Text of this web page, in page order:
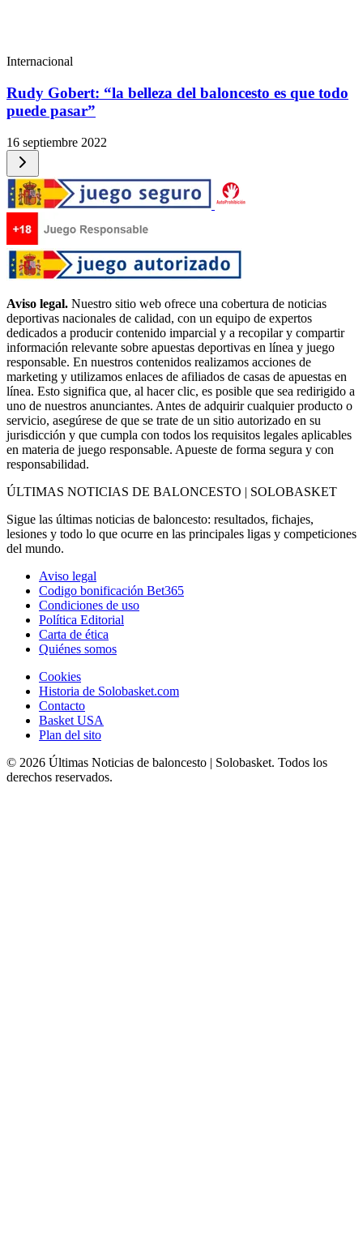
Internacional
Rudy Gobert: “la belleza del baloncesto es que todo
puede pasar”
16 septiembre 2022
Aviso legal. Nuestro sitio web ofrece una cobertura de noticias
deportivas nacionales de calidad, con un equipo de expertos
dedicados a producir contenido imparcial y a recopilar y compartir
información relevante sobre apuestas deportivas en línea y juego
responsable. En nuestros contenidos realizamos acciones de
marketing y utilizamos enlaces de afiliados de casas de apuestas en
línea. Esto significa que, al hacer clic, es posible que sea redirigido a
uno de nuestros anunciantes. Antes de adquirir cualquier producto o
servicio, asegúrese de que se trate de un sitio autorizado en su
jurisdicción y que cumpla con todos los requisitos legales aplicables
en materia de juego responsable. Apueste de forma segura y con
responsabilidad.
ÚLTIMAS NOTICIAS DE BALONCESTO | SOLOBASKET
Sigue las últimas noticias de baloncesto: resultados, fichajes,
lesiones y todo lo que ocurre en las principales ligas y competiciones
del mundo.
Aviso legal
Codigo bonificación Bet365
Condiciones de uso
Política Editorial
Carta de ética
Quiénes somos
Cookies
Historia de Solobasket.com
Contacto
Basket USA
Plan del sito
© 2026 Últimas Noticias de baloncesto | Solobasket. Todos los
derechos reservados.